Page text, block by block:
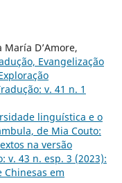
D’Amore,
Evangelização
v. 41 n. 1
linguística e o
de Mia Couto:
na versão
v. 43 n. esp. 3 (2023):
Chinesas em